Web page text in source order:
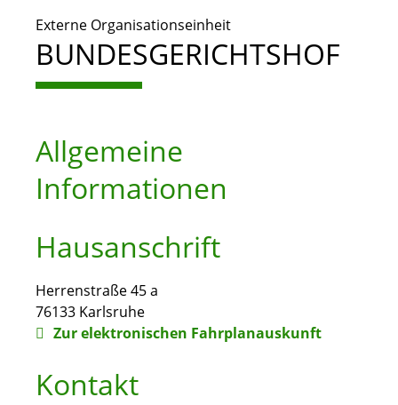
Externe Organisationseinheit
BUNDESGERICHTSHOF
Allgemeine
Informationen
Hausanschrift
Herrenstraße 45 a
76133 Karlsruhe
Zur elektronischen Fahrplanauskunft
Kontakt